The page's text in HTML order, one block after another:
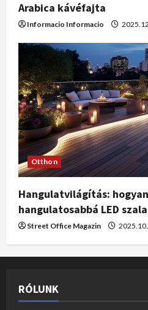
Arabica kávéfajta
Informacio Informacio
Otthon
Hangulatvilágítás:
hangulatosabbá LED
Street Office Magazin
RÓLUNK